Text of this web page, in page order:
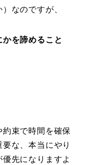
なのですが、
を諦めること
束で時間を確保
な、本当にやり
先になりますよ